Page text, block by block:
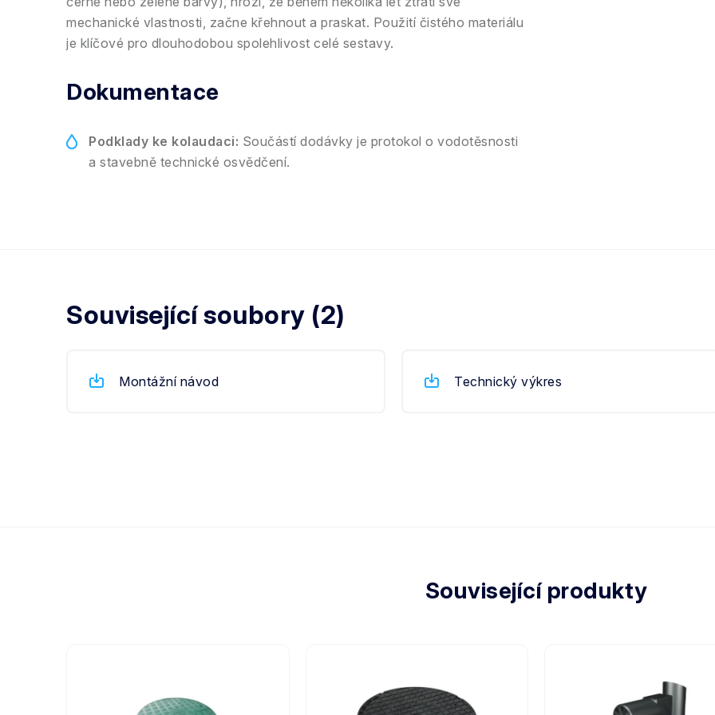
mechanické vlastnosti, začne křehnout a praskat. Použití čistého materiálu
je klíčové pro dlouhodobou spolehlivost celé sestavy.
Dokumentace
Podklady ke kolaudaci: Součástí dodávky je protokol o vodotěsnosti
a stavebně technické osvědčení.
Související soubory (2)
Montážní návod Technický výkres
Související produkty